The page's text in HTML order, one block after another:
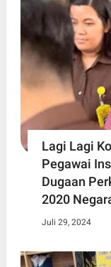
Lagi Lagi
Pegawai
Dugaan
2020
Juli 29, 2024